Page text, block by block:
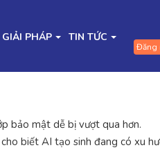
GIẢI PHÁP TIN TỨC
Đăng
bảo mật dễ bị vượt qua hơn.
biết AI tạo sinh đang có xu